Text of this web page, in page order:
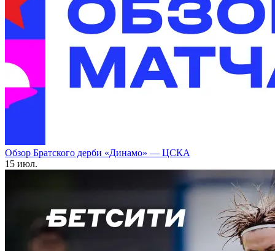
Обзор Братского дерби «Динамо» — ЦСКА
15 июл.